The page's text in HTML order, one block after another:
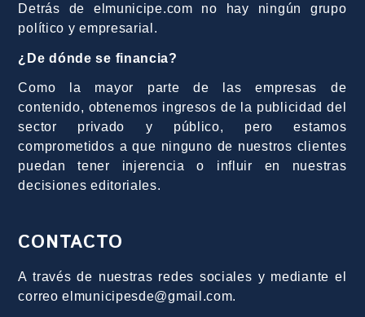
Detrás de elmunicipe.com no hay ningún grupo
político y empresarial.
¿De dónde se financia?
Como la mayor parte de las empresas de
contenido, obtenemos ingresos de la publicidad del
sector privado y público, pero estamos
comprometidos a que ninguno de nuestros clientes
puedan tener injerencia o influir en nuestras
decisiones editoriales.
CONTACTO
A través de nuestras redes sociales y mediante el
correo elmunicipesde@gmail.com.